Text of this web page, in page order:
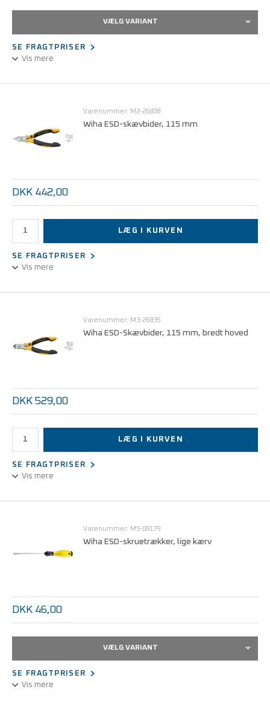
VÆLG VARIANT
SE FRAGTPRISER
Vis mere
Fås i to varianter: Lige eller vinklet 45 gr.
Varenummer: M2-26808
Wiha ESD-skævbider, 115 mm
DKK 442,00
LÆG I KURVEN
SE FRAGTPRISER
Vis mere
Overholder EN 61340-5-1
Varenummer: M3-26835
Wiha ESD-Skævbider, 115 mm, bredt hoved
DKK 529,00
LÆG I KURVEN
SE FRAGTPRISER
Vis mere
Overholder EN 61340-5-1
Varenummer: M5-08179
Wiha ESD-skruetrækker, lige kærv
DKK 46,00
VÆLG VARIANT
SE FRAGTPRISER
Vis mere